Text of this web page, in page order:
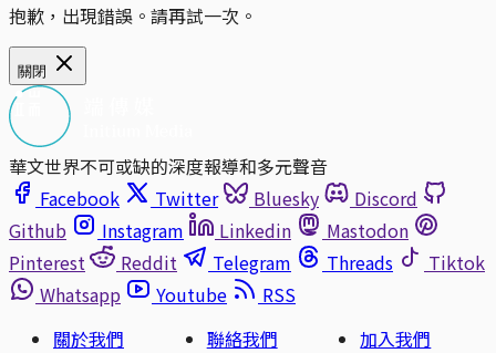
抱歉，出現錯誤。請再試一次。
關閉
華文世界不可或缺的深度報導和多元聲音
Facebook
Twitter Bluesky
Discord
Github
Instagram Linkedin
Mastodon
Pinterest
Reddit Telegram Threads
Tiktok
Whatsapp
Youtube
RSS
關於我們
聯絡我們
加入我們